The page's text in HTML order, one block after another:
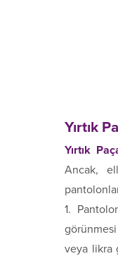
Yırtık
Yırtık
Ancak,
1.
veya likra